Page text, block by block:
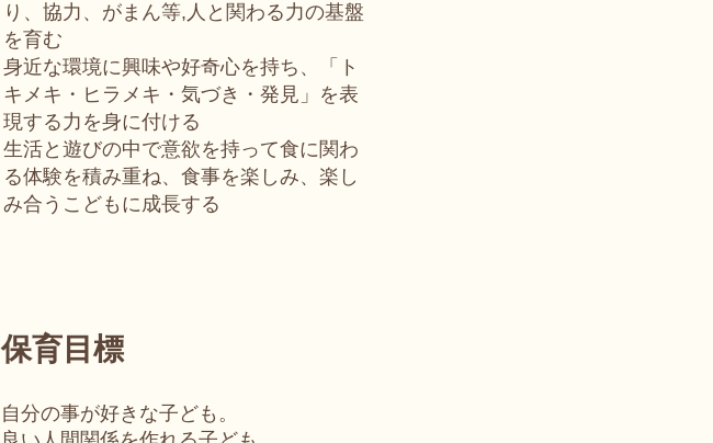
り、協力、がまん等,人と関わる力の基盤
を育む
身近な環境に興味や好奇心を持ち、「ト
キメキ・ヒラメキ・気づき・発見」を表
現する力を身に付ける
生活と遊びの中で意欲を持って食に関わ
る体験を​積み重ね、食事を楽しみ、楽し
み合うこどもに成長する
保育目標
自分の事が好きな子ども。